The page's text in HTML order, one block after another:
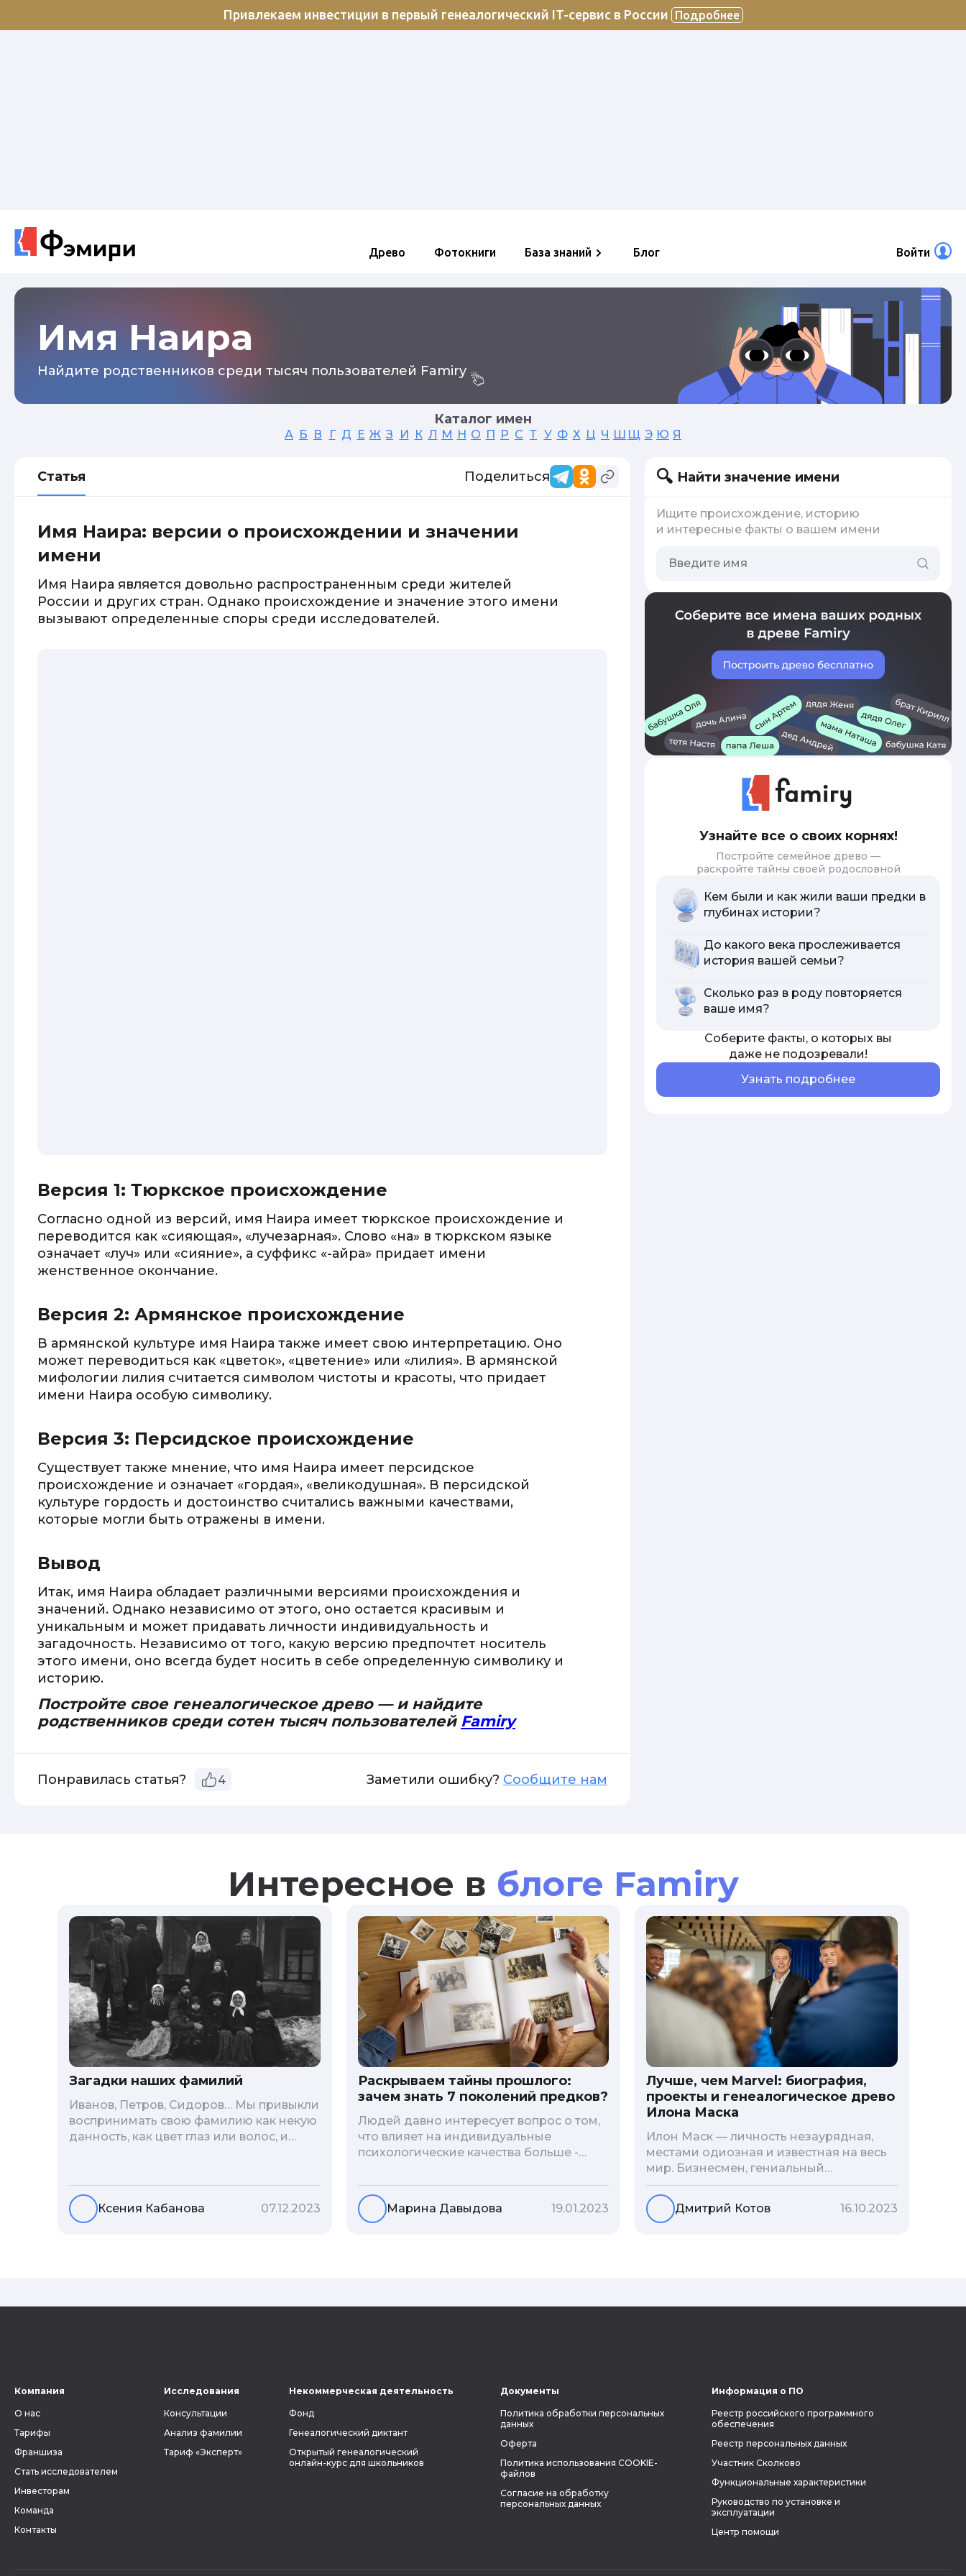
Привлекаем инвестиции в первый генеалогический IT-сервис в России Подробнее
Древо Фотокниги База знаний Блог Войти
Имя Наира
Найдите родственников среди тысяч пользователей Famiry
Каталог имен
А Б В Г Д Е Ж З И К Л М Н О П Р С Т У Ф Х Ц Ч Ш Щ Э Ю Я
Статья Поделиться
Имя Наира: версии о происхождении и значении
имени
Имя Наира является довольно распространенным среди жителей
России и других стран. Однако происхождение и значение этого имени
вызывают определенные споры среди исследователей.
Версия 1: Тюркское происхождение
Согласно одной из версий, имя Наира имеет тюркское происхождение и
переводится как «сияющая», «лучезарная». Слово «на» в тюркском языке
означает «луч» или «сияние», а суффикс «-айра» придает имени
женственное окончание.
Версия 2: Армянское происхождение
В армянской культуре имя Наира также имеет свою интерпретацию. Оно
может переводиться как «цветок», «цветение» или «лилия». В армянской
мифологии лилия считается символом чистоты и красоты, что придает
имени Наира особую символику.
Версия 3: Персидское происхождение
Существует также мнение, что имя Наира имеет персидское
происхождение и означает «гордая», «великодушная». В персидской
культуре гордость и достоинство считались важными качествами,
которые могли быть отражены в имени.
Вывод
Итак, имя Наира обладает различными версиями происхождения и
значений. Однако независимо от этого, оно остается красивым и
уникальным и может придавать личности индивидуальность и
загадочность. Независимо от того, какую версию предпочтет носитель
этого имени, оно всегда будет носить в себе определенную символику и
историю.
Постройте свое генеалогическое древо — и найдите
родственников среди сотен тысяч пользователей Famiry
Понравилась статья? 4 Заметили ошибку? Сообщите нам
Найти значение имени
Ищите происхождение, историю
и интересные факты о вашем имени
Узнайте все о своих корнях!
Постройте семейное древо —
раскройте тайны своей родословной
Кем были и как жили ваши предки в
глубинах истории?
До какого века прослеживается
история вашей семьи?
Сколько раз в роду повторяется
ваше имя?
Соберите факты, о которых вы
даже не подозревали!
Узнать подробнее
Интересное в блоге Famiry
Загадки наших фамилий
Иванов, Петров, Сидоров… Мы привыкли
воспринимать свою фамилию как некую
данность, как цвет глаз или волос, и
неблагозвучной или, наоборот,
«дворянской» фамилией, и какие
секреты она может раскрыть о судьбе
Ксения Кабанова 07.12.2023
Раскрываем тайны прошлого:
зачем знать 7 поколений предков?
Людей давно интересует вопрос о том,
что влияет на индивидуальные
психологические качества больше -
человека. В астрологической практике
существует понятие геноскоп - влияние
семи поколений предков на судьбу
Марина Давыдова 19.01.2023
Лучше, чем Marvel: биография,
проекты и генеалогическое древо
Илона Маска
Илон Маск — личность незаурядная,
местами одиозная и известная на весь
мир. Бизнесмен, гениальный
изобретатель и миллиардер, живой
прообраз экранного Железного
человека — настоящий супергерой в
поделиться с читателями блога фактами
Дмитрий Котов 16.10.2023
Компания
О нас
Тарифы
Франшиза
Стать исследователем
Инвесторам
Команда
Контакты
Исследования
Консультации
Анализ фамилии
Тариф «Эксперт»
Некоммерческая деятельность
Фонд
Генеалогический диктант
Открытый генеалогический
онлайн-курс для школьников
Документы
Политика обработки персональных
данных
Оферта
Политика использования COOKIE-
файлов
Согласие на обработку
персональных данных
Информация о ПО
Реестр российского программного
обеспечения
Реестр персональных данных
Участник Сколково
Функциональные характеристики
Руководство по установке и
эксплуатации
Центр помощи